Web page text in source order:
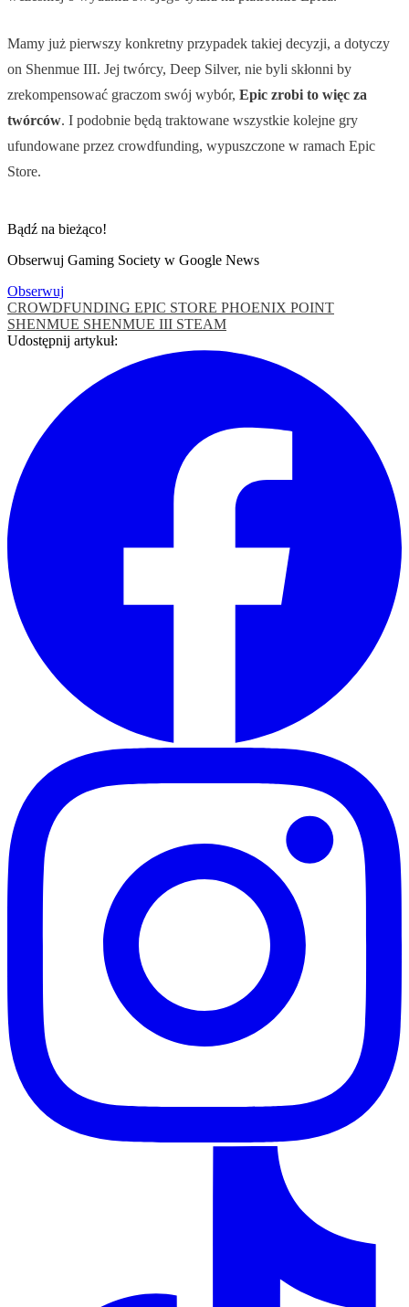
Mamy już pierwszy konkretny przypadek takiej decyzji, a dotyczy
on Shenmue III. Jej twórcy, Deep Silver, nie byli skłonni by
zrekompensować graczom swój wybór, Epic zrobi to więc za
twórców. I podobnie będą traktowane wszystkie kolejne gry
ufundowane przez crowdfunding, wypuszczone w ramach Epic
Store.
Bądź na bieżąco!
Obserwuj Gaming Society w Google News
Obserwuj
CROWDFUNDING EPIC STORE PHOENIX POINT
SHENMUE SHENMUE III STEAM
Udostępnij artykuł: